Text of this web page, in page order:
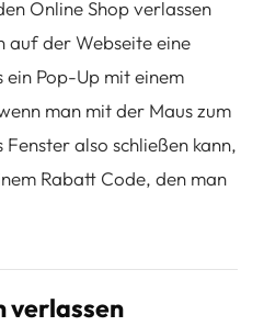
Online Shop verlassen
auf der Webseite eine
ein Pop-Up mit einem
man mit der Maus zum
also schließen kann,
Rabatt Code, den man
verlassen